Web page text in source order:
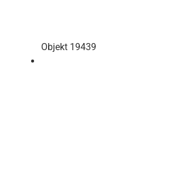
Objekt 19439